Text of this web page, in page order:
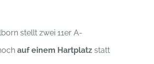
stellt zwei 11er A-
auf einem Hartplatz statt